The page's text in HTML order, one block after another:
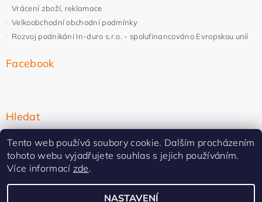
Vrácení zboží, reklamace
Velkoobchodní obchodní podmínky
Rozvoj podnikání In-duro s.r.o. - spolufinancováno Evropskou unií
Facebook
Hledat
Tento web používá soubory cookie. Dalším procházením
tohoto webu vyjadřujete souhlas s jejich používáním.
Více informací zde.
NASTAVENÍ